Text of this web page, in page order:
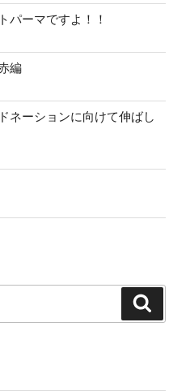
パーマですよ！！
編
ネーションに向けて伸ばし